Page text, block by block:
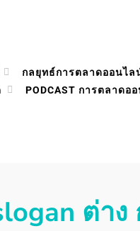
กลยุทธ์การตลาดออนไล
PODCAST การตลาดอ
ต่าง